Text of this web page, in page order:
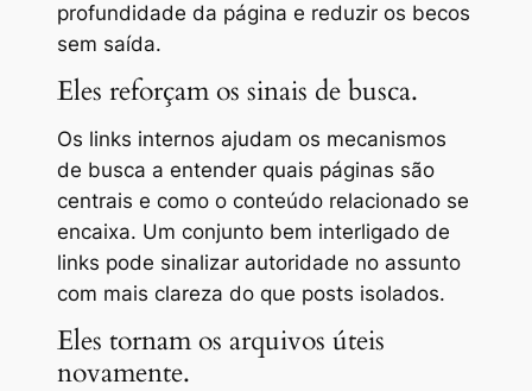
profundidade da página e reduzir os becos
sem saída.
Eles reforçam os sinais de busca.
Os links internos ajudam os mecanismos
de busca a entender quais páginas são
centrais e como o conteúdo relacionado se
encaixa. Um conjunto bem interligado de
links pode sinalizar autoridade no assunto
com mais clareza do que posts isolados.
Eles tornam os arquivos úteis
novamente.